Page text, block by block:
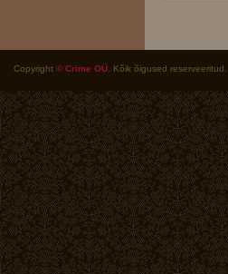
Copyright © Crime OÜ . Kõik õigused reserveeritud.